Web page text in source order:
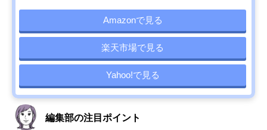
Amazonで見る
楽天市場で見る
Yahoo!で見る
編集部の注目ポイント